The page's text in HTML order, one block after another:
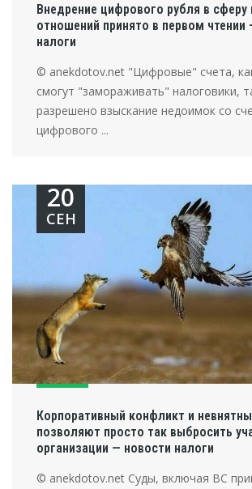
Внедрение цифрового рубля в сферу
отношений принято в первом чтении
налоги
© anekdotov.net "Цифровые" счета,
смогут "замораживать" налоговики,
разрешено взыскание недоимок со
цифрового ...
Корпоративный конфликт и
позволяют просто так выбросить
организации — новости налоги
20
СЕН
© anekdotov.net Суды, включая ВС